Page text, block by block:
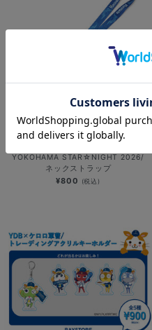
NEW
YOKOHAMA STAR☆NIGHT 2026/
ネックストラップ
¥800 (税込)